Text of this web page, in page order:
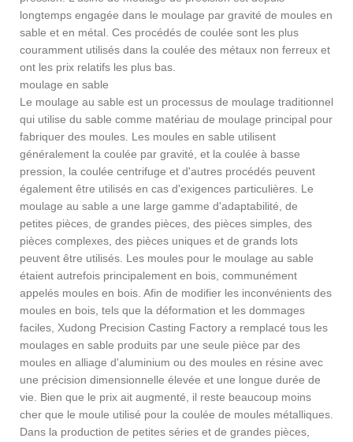
longtemps engagée dans le moulage par gravité de moules en
sable et en métal. Ces procédés de coulée sont les plus
couramment utilisés dans la coulée des métaux non ferreux et
ont les prix relatifs les plus bas.
moulage en sable
Le moulage au sable est un processus de moulage traditionnel
qui utilise du sable comme matériau de moulage principal pour
fabriquer des moules. Les moules en sable utilisent
généralement la coulée par gravité, et la coulée à basse
pression, la coulée centrifuge et d'autres procédés peuvent
également être utilisés en cas d'exigences particulières. Le
moulage au sable a une large gamme d'adaptabilité, de
petites pièces, de grandes pièces, des pièces simples, des
pièces complexes, des pièces uniques et de grands lots
peuvent être utilisés. Les moules pour le moulage au sable
étaient autrefois principalement en bois, communément
appelés moules en bois. Afin de modifier les inconvénients des
moules en bois, tels que la déformation et les dommages
faciles, Xudong Precision Casting Factory a remplacé tous les
moulages en sable produits par une seule pièce par des
moules en alliage d'aluminium ou des moules en résine avec
une précision dimensionnelle élevée et une longue durée de
vie. Bien que le prix ait augmenté, il reste beaucoup moins
cher que le moule utilisé pour la coulée de moules métalliques.
Dans la production de petites séries et de grandes pièces,